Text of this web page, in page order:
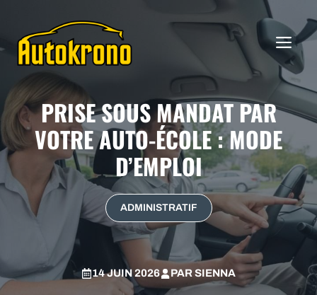
contenu
PRISE SOUS MANDAT PAR
VOTRE AUTO-ÉCOLE : MODE
D’EMPLOI
ADMINISTRATIF
14 JUIN 2026 PARSIENNA